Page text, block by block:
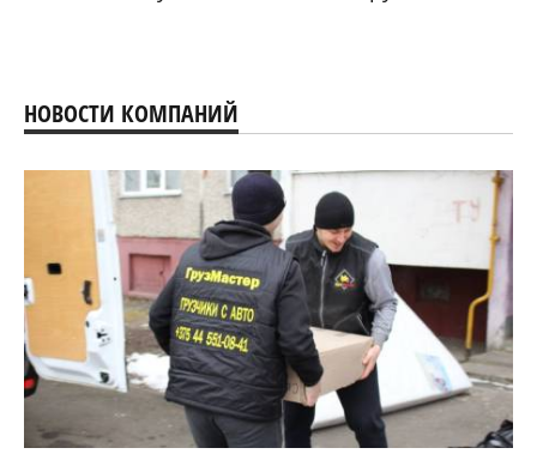
НОВОСТИ КОМПАНИЙ